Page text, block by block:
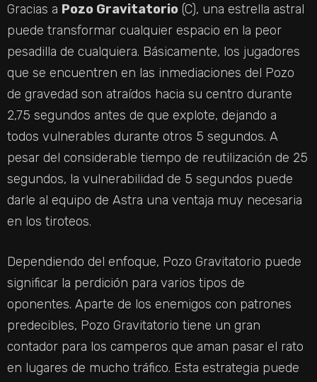
Gracias a Pozo Gravitatorio (C), una estrella astral
puede transformar cualquier espacio en la peor
pesadilla de cualquiera. Básicamente, los jugadores
que se encuentren en las inmediaciones del Pozo
de gravedad son atraídos hacia su centro durante
2,75 segundos antes de que explote, dejando a
todos vulnerables durante otros 5 segundos. A
pesar del considerable tiempo de reutilización de 25
segundos, la vulnerabilidad de 5 segundos puede
darle al equipo de Astra una ventaja muy necesaria
en los tiroteos.
Dependiendo del enfoque, Pozo Gravitatorio puede
significar la perdición para varios tipos de
oponentes. Aparte de los enemigos con patrones
predecibles, Pozo Gravitatorio tiene un gran
contador para los camperos que aman pasar el rato
en lugares de mucho tráfico. Esta estrategia puede